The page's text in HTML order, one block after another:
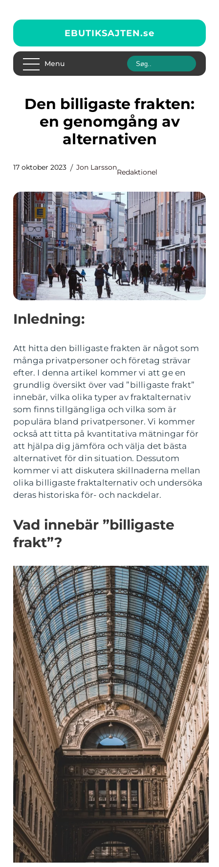
EBUTIKSAJTEN.se
Menu
Den billigaste frakten:
en genomgång av
alternativen
17 oktober 2023 Jon Larsson
Redaktionel
Inledning:
Att hitta den billigaste frakten är något som
många privatpersoner och företag strävar
efter. I denna artikel kommer vi att ge en
grundlig översikt över vad ”billigaste frakt”
innebär, vilka olika typer av fraktalternativ
som finns tillgängliga och vilka som är
populära bland privatpersoner. Vi kommer
också att titta på kvantitativa mätningar för
att hjälpa dig jämföra och välja det bästa
alternativet för din situation. Dessutom
kommer vi att diskutera skillnaderna mellan
olika billigaste fraktalternativ och undersöka
deras historiska för- och nackdelar.
Vad innebär ”billigaste
frakt”?